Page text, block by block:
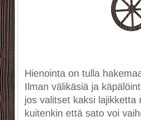
Hienointa on tulla
Ilman välikäsiä ja
jos valitset kaksi
kuitenkin että sato voi